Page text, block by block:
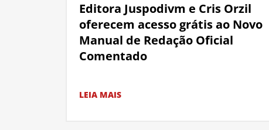
Editora Juspodivm e Cris Orzil
oferecem acesso grátis ao Novo
Manual de Redação Oficial
Comentado
LEIA MAIS